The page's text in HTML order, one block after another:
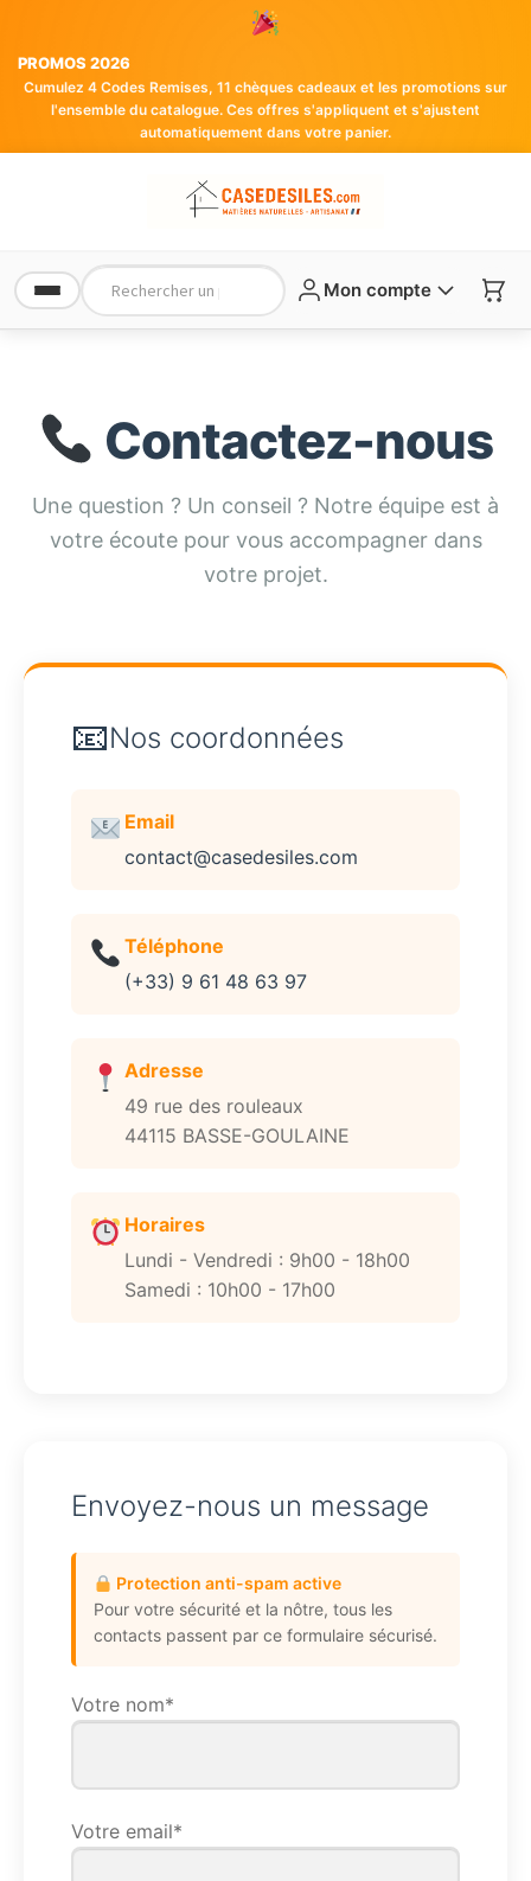
PROMOS 2026
Cumulez 4 Codes Remises, 11 chèques cadeaux et les promotions sur
l'ensemble du catalogue. Ces offres s'appliquent et s'ajustent
automatiquement dans votre panier.
Mon compte
Contactez-nous
Une question ? Un conseil ? Notre équipe est à
votre écoute pour vous accompagner dans
votre projet.
Nos coordonnées
Email
contact@casedesiles.com
Téléphone
(+33) 9 61 48 63 97
Adresse
49 rue des rouleaux
44115 BASSE-GOULAINE
Horaires
Lundi - Vendredi : 9h00 - 18h00
Samedi : 10h00 - 17h00
Envoyez-nous un message
Protection anti-spam active
Pour votre sécurité et la nôtre, tous les
contacts passent par ce formulaire sécurisé.
Votre nom*
Votre email*